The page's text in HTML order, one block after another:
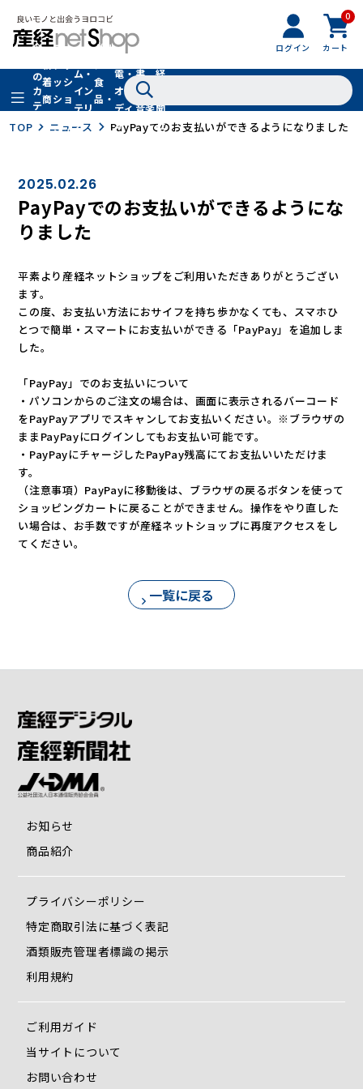
ログイン
0
カート
全
の
カ
テ
リ
着
商
品
フ
ッ
シ
ョ
ン
フ
ァ
シ
ョ
ン
小
ム・
イン
テリ
ア
グル
食
品・
ドリ
ンク
家
電・
オー
ディ
オ
書
籍・
音楽
経
聞
社
TOP ニュース PayPayでのお支払いができるようになりました
2025.02.26
PayPayでのお支払いができるようにな
りました
平素より産経ネットショップをご利用いただきありがとうござい
ます。
この度、お支払い方法におサイフを持ち歩かなくても、スマホひ
とつで簡単・スマートにお支払いができる「PayPay」を追加しま
した。
「PayPay」でのお支払いについて
・パソコンからのご注文の場合は、画面に表示されるバーコード
をPayPayアプリでスキャンしてお支払いください。※ブラウザの
ままPayPayにログインしてもお支払い可能です。
・PayPayにチャージしたPayPay残高にてお支払いいただけま
す。
（注意事項）PayPayに移動後は、ブラウザの戻るボタンを使って
ショッピングカートに戻ることができません。操作をやり直した
い場合は、お手数ですが産経ネットショップに再度アクセスをし
てください。
一覧に戻る
お知らせ
商品紹介
プライバシーポリシー
特定商取引法に基づく表記
酒類販売管理者標識の掲示
利用規約
ご利用ガイド
当サイトについて
お問い合わせ